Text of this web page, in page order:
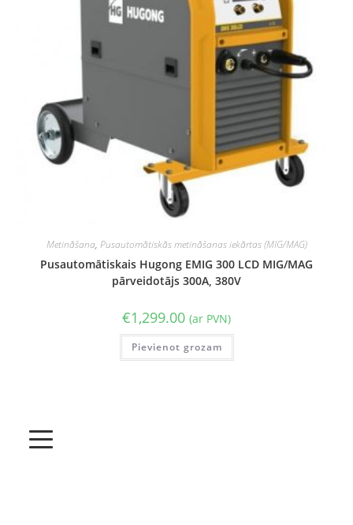
Metināšana, Pusautomātiskās metināšanas iekārtas (MIG/MAG)
Pusautomātiskais Hugong EMIG 300 LCD MIG/MAG
pārveidotājs 300A, 380V
€1,299.00 (ar PVN)
Pievienot grozam